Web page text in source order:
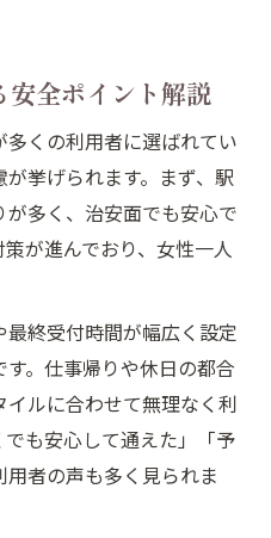
のエステ施術スタイル
策を徹底チェック
は違法か徹底解説
守るべき法律と安心感
るための基礎知識
ービスの違いとは
ステを選ぶポイント
える賢いサロン選び
重視のエステ選択術
づくりと癒し効果
イベート空間を体験
安全ポイント解説
くの利用者に選ばれてい
挙げられます。まず、駅
多く、治安面でも安心で
が進んでおり、女性一人
終受付時間が幅広く設定
。仕事帰りや休日の都合
ルに合わせて無理なく利
も安心して通えた」「予
者の声も多く見られま